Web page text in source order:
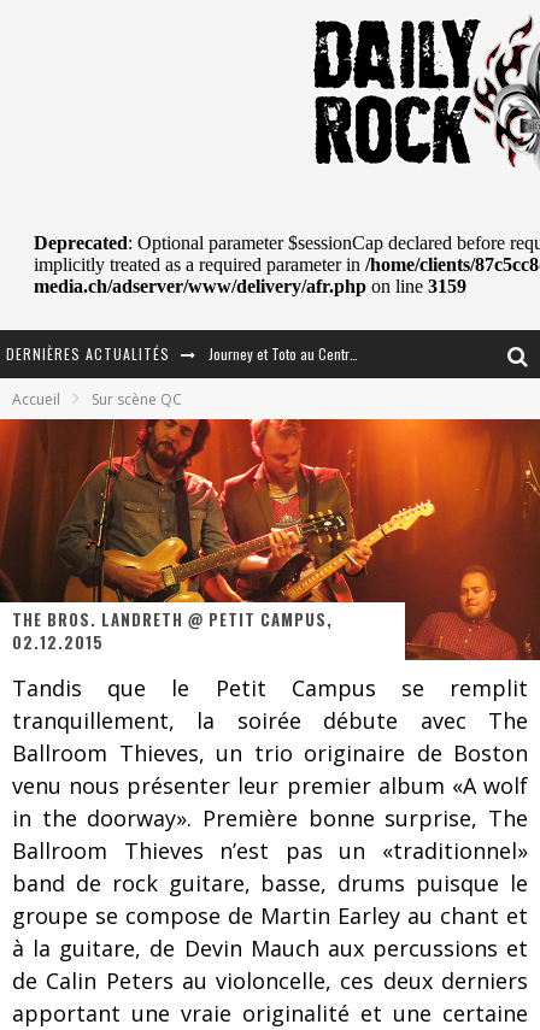
DERNIÈRES ACTUALITÉS
La Tragédie sort de la nouvelle musique
Tove Lo était de passage au MTELUS
Les danseurs étoiles parasitent ton ciel
Jeff Martin au Corona de Montréal
La compil’ Zoo de Slam Disques est de retour
Death Note Silence - Collide and Collapse
Énorme succès pour Muse et ses shows au Québec
Muse au Centre Vidéotron de Québec
Accueil Sur scène QC
THE BROS. LANDRETH @ PETIT CAMPUS,
02.12.2015
Tandis que le Petit Campus se remplit
tranquillement, la soirée débute avec The
Ballroom Thieves, un trio originaire de Boston
venu nous présenter leur premier album «A wolf
in the doorway». Première bonne surprise, The
Ballroom Thieves n’est pas un «traditionnel»
band de rock guitare, basse, drums puisque le
groupe se compose de Martin Earley au chant et
à la guitare, de Devin Mauch aux percussions et
de Calin Peters au violoncelle, ces deux derniers
apportant une vraie originalité et une certaine